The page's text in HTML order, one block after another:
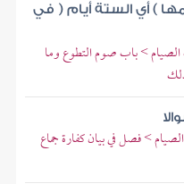
) أي الستة أيام ( في
> باب صوم التطوع وما
> فصل في بيان كفارة جماع